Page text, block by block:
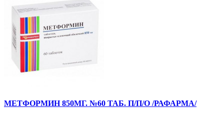
МЕТФОРМИН 850МГ. №60 ТАБ. П/П/О /РАФАРМА/